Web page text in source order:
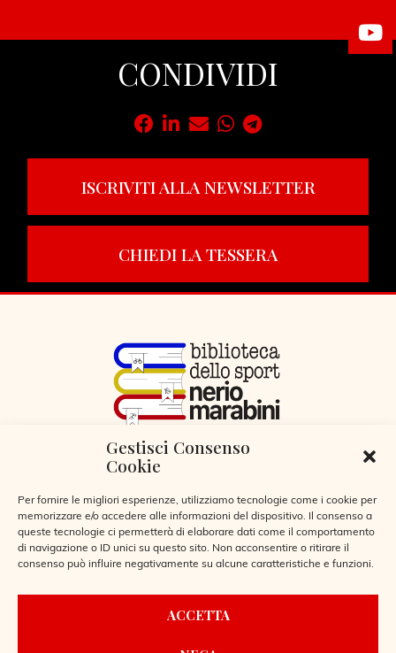
Gestisci Consenso
Cookie
Per fornire le migliori esperienze, utilizziamo tecnologie come i cookie per
memorizzare e/o accedere alle informazioni del dispositivo. Il consenso a
queste tecnologie ci permetterà di elaborare dati come il comportamento
di navigazione o ID unici su questo sito. Non acconsentire o ritirare il
consenso può influire negativamente su alcune caratteristiche e funzioni.
ACCETTA
CONDIVIDI
ISCRIVITI ALLA NEWSLETTER
CHIEDI LA TESSERA
VIA LIBERTÀ 29, SERIATE (BG)
© 2026
CONTATTI